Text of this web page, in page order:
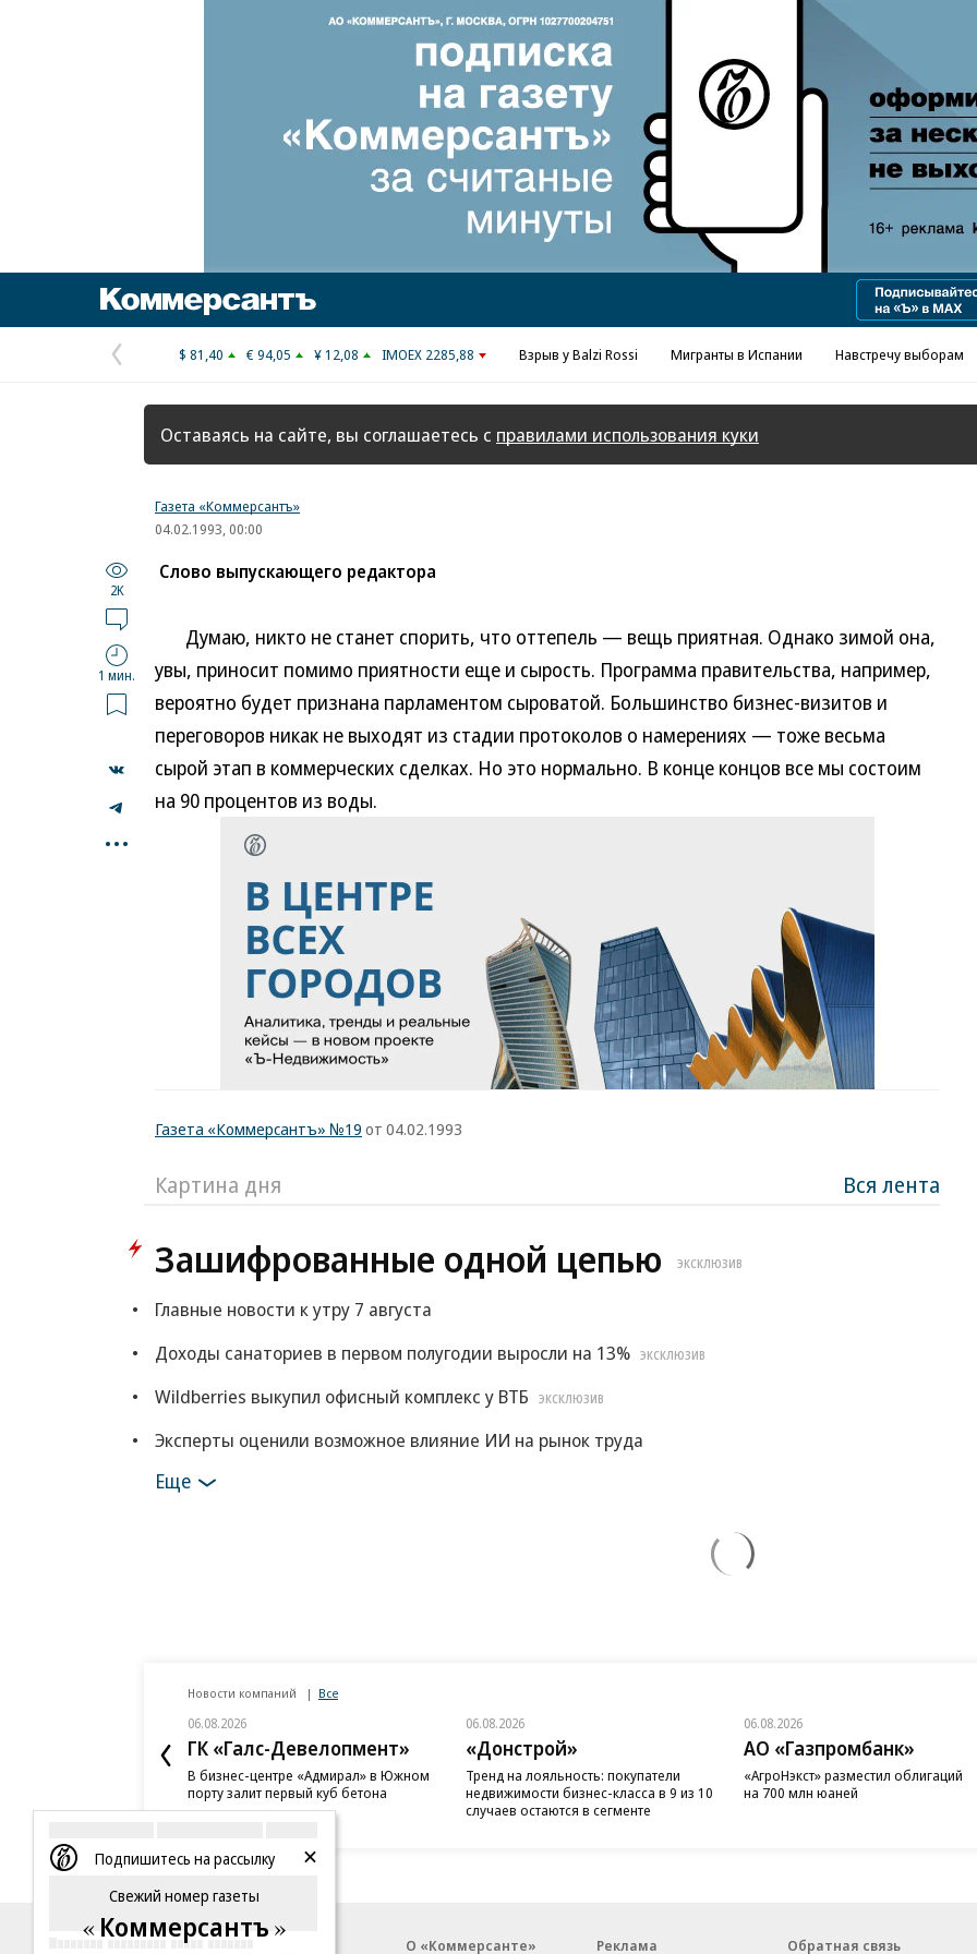
Предыдущая
страница
$ 81,40 € 94,05 ¥ 12,08 IMOEX 2285,88 Взрыв у Balzi Rossi Мигранты в Испании Навстречу выборам
Оставаясь на сайте, вы соглашаетесь с правилами использования куки
Газета «Коммерсантъ»
04.02.1993, 00:00
2K
1 мин.
...
Слово выпускающего редактора
Думаю, никто не станет спорить, что оттепель — вещь приятная. Однако зимой она,
увы, приносит помимо приятности еще и сырость. Программа правительства, например,
вероятно будет признана парламентом сыроватой. Большинство бизнес-визитов и
переговоров никак не выходят из стадии протоколов о намерениях — тоже весьма
сырой этап в коммерческих сделках. Но это нормально. В конце концов все мы состоим
на 90 процентов из воды.
Газета «Коммерсантъ» №19 от 04.02.1993
Картина дня Вся лента
Зашифрованные одной цепью ЭКСКЛЮЗИВ
Главные новости к утру 7 августа
Доходы санаториев в первом полугодии выросли на 13%
ЭКСКЛЮЗИВ
Wildberries выкупил офисный комплекс у ВТБ ЭКСКЛЮЗИВ
Эксперты оценили возможное влияние ИИ на рынок труда
Еще
Новости компаний Все
06.08.2026
ГК «Галс-Девелопмент»
В бизнес-центре «Адмирал» в Южном
порту залит первый куб бетона
06.08.2026
«Донстрой»
Тренд на лояльность: покупатели
недвижимости бизнес-класса в 9 из 10
случаев остаются в сегменте
06.08.2026
АО «Газпромбанк»
«АгроНэкст» разместил облигаций
на 700 млн юаней
Благотворительный фонд О «Коммерсанте» Реклама Обратная связь
Подпишитесь на рассылку
Свежий номер газеты
Коммерсантъ